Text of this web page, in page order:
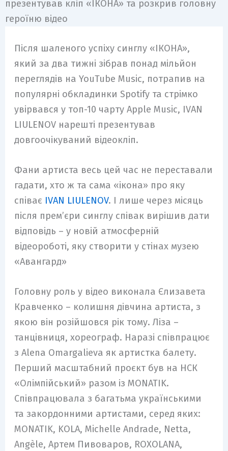
Після шаленого успіху синглу «ІКОНА»,
який за два тижні зібрав понад мільйон
переглядів на YouTube Music, потрапив на
популярні обкладинки Spotify та стрімко
увірвався у топ-10 чарту Apple Music, IVAN
LIULENOV нарешті презентував
довгоочікуваний відеокліп.
Фани артиста весь цей час не переставали
гадати, хто ж та сама «ікона» про яку
співає IVAN LIULENOV. І лише через місяць
після прем’єри синглу співак вирішив дати
відповідь – у новій атмосферній
відеороботі, яку створити у стінах музею
«Авангард»
Головну роль у відео виконала Єлизавета
Кравченко – колишня дівчина артиста, з
якою він розійшовся рік тому. Ліза –
танцівниця, хореограф. Наразі співпрацює
з Alena Omargalieva як артистка балету.
Перший масштабний проєкт був на НСК
«Олімпійський» разом із MONATIK.
Співпрацювала з багатьма українськими
та закордонними артистами, серед яких:
MONATIK, KOLA, Michelle Andrade, Netta,
Angèle, Артем Пивоваров, ROXOLANA,